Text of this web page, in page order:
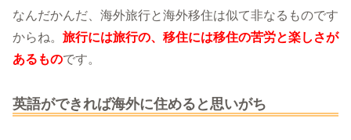
なんだかんだ、海外旅行と海外移住は似て非なるものです
からね。 旅行には旅行の、移住には移住の苦労と楽しさが
あるものです。
英語ができれば海外に住めると思いがち